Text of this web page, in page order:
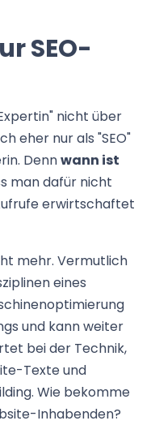
SEO-
nicht über
eher nur als "SEO"
Dennwann ist
man dafür nicht
erwirtschaftet
mehr. Vermutlich
eines
und kann weiter
bei der Technik,
Texte und
Wie bekomme
Inhabenden?